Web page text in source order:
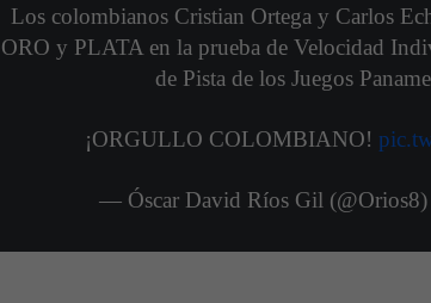
Los colombianos Cristian Ortega y Carlos
ORO y PLATA en la prueba de Velocidad
de Pista de los Juegos
¡ORGULLO COLOMBIANO!
— Óscar David Ríos Gil (@Orios8)